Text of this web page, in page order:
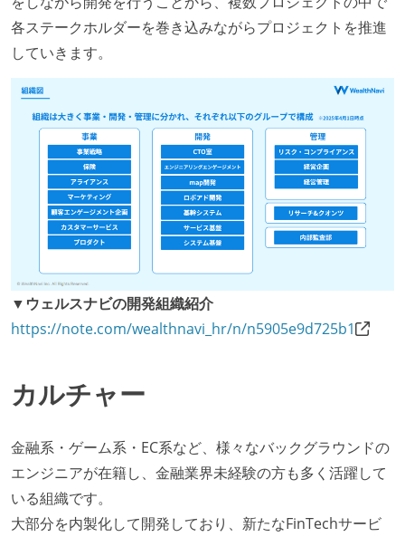
各ステークホルダーを巻き込みながらプロジェクトを推進
していきます。
▼ウェルスナビの開発組織紹介
https://note.com/wealthnavi_hr/n/n5905e9d725b1
カルチャー
金融系・ゲーム系・EC系など、様々なバックグラウンドの
エンジニアが在籍し、金融業界未経験の方も多く活躍して
いる組織です。
大部分を内製化して開発しており、新たなFinTechサービ